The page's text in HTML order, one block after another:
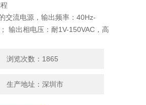
交流电源，输出频率：40Hz-
输出相电压：耐1V-150VAC，高
浏览次数：1865
生产地址：深圳市